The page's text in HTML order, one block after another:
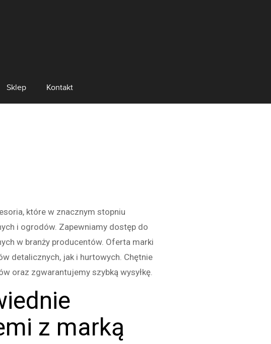
Sklep Kontakt
które w znacznym stopniu
i ogrodów. Zapewniamy dostęp do
w branży producentów. Oferta marki
detalicznych, jak i hurtowych. Chętnie
oraz zgwarantujemy szybką wysyłkę.
z marką